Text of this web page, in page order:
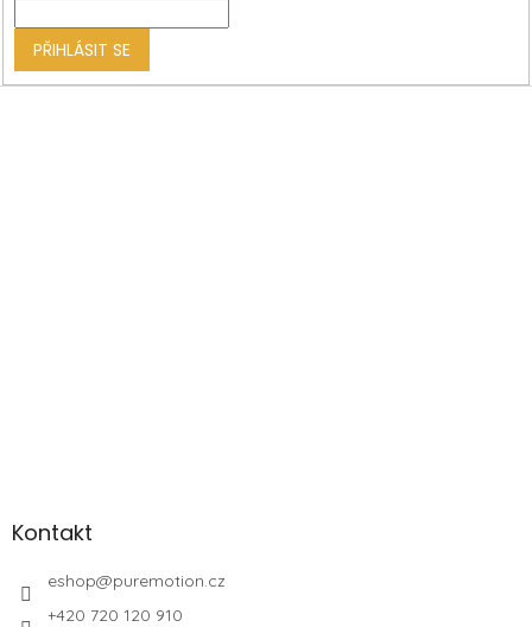
PŘIHLÁSIT SE
Kontakt
eshop@puremotion.cz
+420 720 120 910